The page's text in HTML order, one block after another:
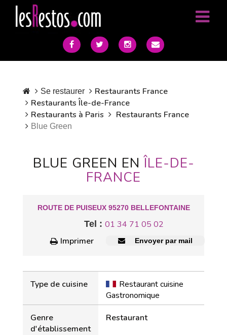
Se restaurer
Restaurants France
Restaurants Île-de-France
Restaurants à Paris
Restaurants France
Blue Green
BLUE GREEN ENÎLE-DE-
FRANCE
ROUTE DE PUISEUX 95270 BELLEFONTAINE
Tel : 01 34 71 05 02
Imprimer
Envoyer par mail
Type de cuisine
Restaurant cuisine
Gastronomique
Genre
d'établissement
Restaurant